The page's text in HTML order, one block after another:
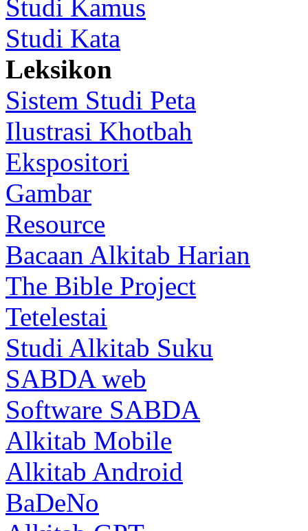
Studi Kamus
Studi Kata
Leksikon
Sistem Studi Peta
Ilustrasi Khotbah
Ekspositori
Gambar
Resource
Bacaan Alkitab Harian
The Bible Project
Tetelestai
Studi Alkitab Suku
SABDA web
Software SABDA
Alkitab Mobile
Alkitab Android
BaDeNo